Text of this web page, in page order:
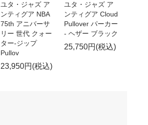
ユタ・ジャズ ア
ンティグア NBA
75th アニバーサ
リー 世代 クォー
ター-ジップ
Pullov
23,950円(税込)
ユタ・ジャズ ア
ンティグア Cloud
Pullover パーカー
- ヘザー ブラック
25,750円(税込)